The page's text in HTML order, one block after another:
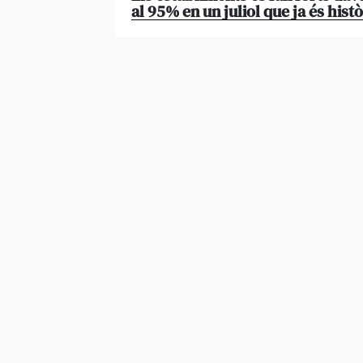
al 95% en un juliol que ja és